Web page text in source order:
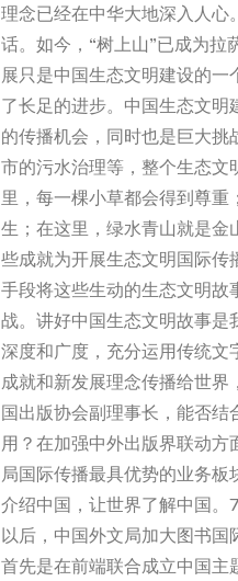
理念已经在中华大地深入人
话。如今，“树上山”已成为
展只是中国生态文明建设的
了长足的进步。中国生态文
的传播机会，同时也是巨大
市的污水治理等，整个生态文
里，每一棵小草都会得到尊
生；在这里，绿水青山就是金
些成就为开展生态文明国际
手段将这些生动的生态文明
战。讲好中国生态文明故事
深度和广度，充分运用传统
成就和新发展理念传播给世
国出版协会副理事长，能否
用？在加强中外出版界联动
局国际传播最具优势的业务
介绍中国，让世界了解中国
以后，中国外文局加大图书国
首先是在前端联合成立中国